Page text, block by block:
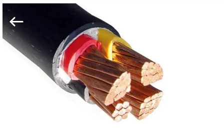
MAISON
PRODUITS
Qingdao
Yilan
Co.,
All
Rights
Reserved.